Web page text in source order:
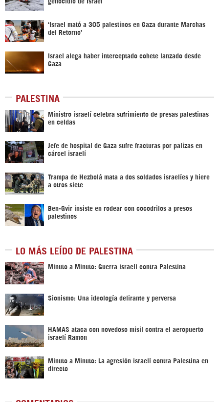
‘Israel mató a 305 palestinos en Gaza durante Marchas
del Retorno’
Israel alega haber interceptado cohete lanzado desde
Gaza
PALESTINA
Ministro israelí celebra sufrimiento de presas palestinas
en celdas
Jefe de hospital de Gaza sufre fracturas por palizas en
cárcel israelí
Trampa de Hezbolá mata a dos soldados israelíes y hiere
a otros siete
Ben-Gvir insiste en rodear con cocodrilos a presos
palestinos
LO MÁS LEÍDO DE PALESTINA
Minuto a Minuto: Guerra israelí contra Palestina
Sionismo: Una ideología delirante y perversa
HAMAS ataca con novedoso misil contra el aeropuerto
israelí Ramon
Minuto a Minuto: La agresión israelí contra Palestina en
directo